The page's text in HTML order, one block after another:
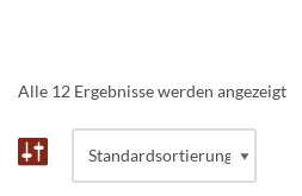
Alle 12 Ergebnisse werden angezeigt